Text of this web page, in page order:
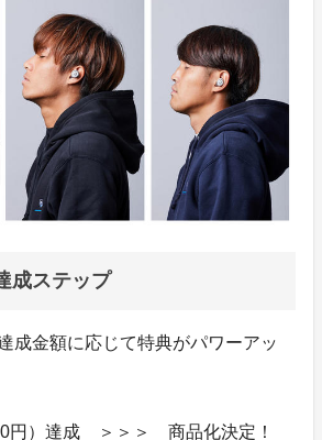
成ステップ
成金額に応じて特典がパワーアッ
円）達成 ＞＞＞ 商品化決定！